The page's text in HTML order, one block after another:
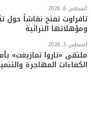
أغسطس 6, 2026
تافراوت تفتح نقاشاً حول
ومؤهلاتها التراثية
أغسطس 5, 2026
ملتقى «تاروا تمازيغت»
الكفاءات المهاجرة